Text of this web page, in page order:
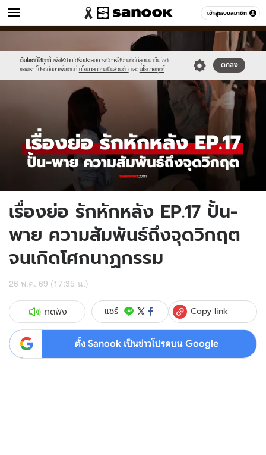
เข้าสู่ระบบสมาชิก
หนัง-ละคร หมวดอื่นๆ
เว็บไซต์นี้ใช้คุกกี้ เพื่อให้ท่านได้รับประสบการณ์การใช้งานที่ดีที่สุดบน เว็บไซต์
ของเรา โปรดศึกษาเพิ่มเติมที่ นโยบายความเป็นส่วนตัว และ นโยบายคุกกี้
ตกลง
new-
sanook.png
//s.isanook.com/mv/0/ud/37/188598/new-
thumbnail1200x720-
20.jpg
เรื่องย่อ รักหักหลัง EP.17 ปั้น-
พาย ความสัมพันธ์ถึงจุดวิกฤต
จนเกิดโศกนาฏกรรม
26 พ.ค. 69 (17:35 น.)
กดฟัง แชร์ Copy link
ตั้ง Sanook เป็นข่าวโปรดบน Google